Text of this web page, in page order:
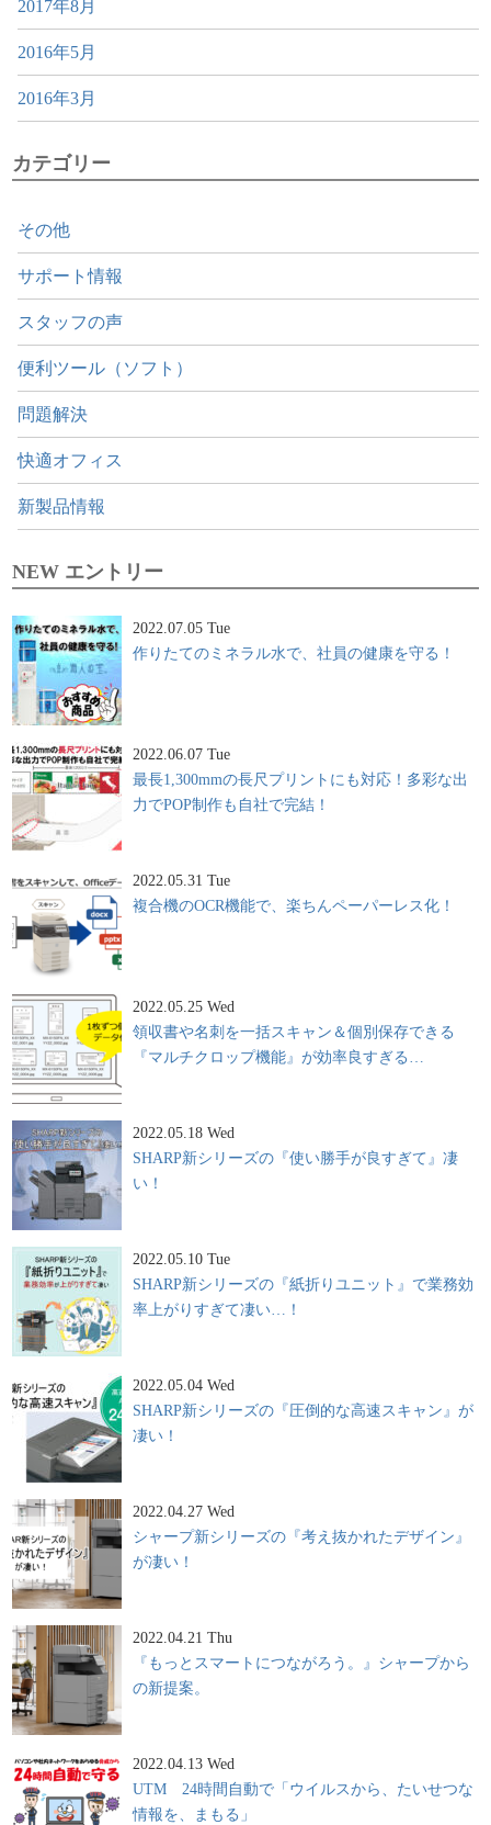
2017年8月
2016年5月
2016年3月
カテゴリー
その他
サポート情報
スタッフの声
便利ツール（ソフト）
問題解決
快適オフィス
新製品情報
NEW エントリー
2022.07.05 Tue
作りたてのミネラル水で、社員の健康を守る！
2022.06.07 Tue
最長1,300mmの長尺プリントにも対応！多彩な出
力でPOP制作も自社で完結！
2022.05.31 Tue
複合機のOCR機能で、楽ちんペーパーレス化！
2022.05.25 Wed
領収書や名刺を一括スキャン＆個別保存できる
『マルチクロップ機能』が効率良すぎる…
2022.05.18 Wed
SHARP新シリーズの『使い勝手が良すぎて』凄
い！
2022.05.10 Tue
SHARP新シリーズの『紙折りユニット』で業務効
率上がりすぎて凄い…！
2022.05.04 Wed
SHARP新シリーズの『圧倒的な高速スキャン』が
凄い！
2022.04.27 Wed
シャープ新シリーズの『考え抜かれたデザイン』
が凄い！
2022.04.21 Thu
『もっとスマートにつながろう。』シャープから
の新提案。
2022.04.13 Wed
UTM 24時間自動で「ウイルスから、たいせつな
情報を、まもる」